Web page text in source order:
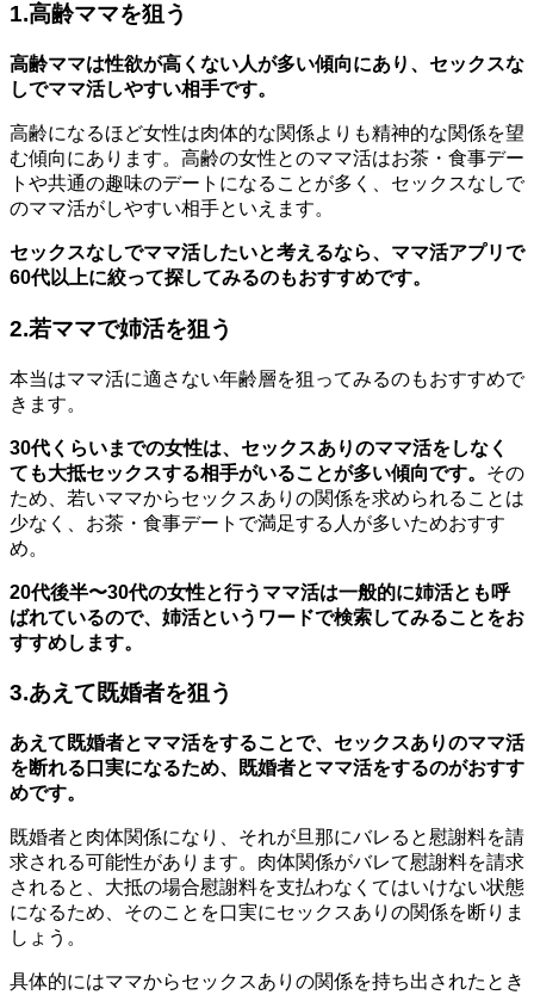
1.高齢ママを狙う
高齢ママは性欲が高く ない人が多い傾向にあり、セックスな
しでママ活しやすい相手です。
高齢になるほど女性は肉体的な関係よりも精神的な関係を望
む傾向にあります。高齢の女性とのママ活はお茶・食事デー
トや共通の趣味のデートになることが多く、セックスなしで
のママ活がしやすい相手といえます。
セックスなしでママ活したいと考えるなら、ママ活アプリで
60代以上に絞って探してみるのもおすすめです。
2.若ママで姉活を狙う
本当はママ活に適さない年齢層を狙ってみるのもおすすめで
きます。
30代くらいまでの女性は、セックスありのママ活をしなく
ても大抵セックスする相手がいることが多い傾向です。 その
ため、若いママからセックスありの関係を求められることは
少なく、お茶・食事デートで満足する人が多いためおすす
め。
20代後半〜30代の女性と行うママ活は一般的に姉活とも呼
ばれているので、姉活というワードで検索してみることをお
すすめします。
3.あえて既婚者を狙う
あえて既婚者とママ活をすることで、セックスありのママ活
を断れる口実になるため、既婚者とママ活をするのがおすす
めです。
既婚者と肉体関係になり、それが旦那にバレると慰謝料を請
求される可能性があります。肉体関係がバレて慰謝料を請求
されると、大抵の場合慰謝料を支払わなくてはいけない状態
になるため、そのことを口実にセックスありの関係を断りま
しょう。
具体的にはママからセックスありの関係を持ち出されたとき